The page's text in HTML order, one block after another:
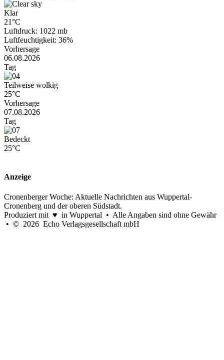
Klar
21°C
Luftdruck: 1022 mb
Luftfeuchtigkeit: 36%
Vorhersage
06.08.2026
Tag
Teilweise wolkig
25°C
Vorhersage
07.08.2026
Tag
Bedeckt
25°C
Anzeige
Cronenberger Woche: Aktuelle Nachrichten aus Wuppertal-
Cronenberg und der oberen Südstadt.
Produziert mit ♥ in Wuppertal • Alle Angaben sind ohne Gewähr
• © 2026 Echo Verlagsgesellschaft mbH